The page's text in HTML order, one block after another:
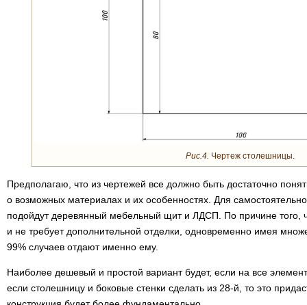
Рис.4. Чертеж столешницы.
Предполагаю, что из чертежей все должно быть достаточно
о возможных материалах и их особенностях. Для
подойдут деревянный мебельный щит и ЛДСП. По причине того,
и не требует дополнительной отделки, одновременно имея
99% случаев отдают именно ему.
Наиболее дешевый и простой вариант будет, если на все
если столешницу и боковые стенки сделать из 28-й, то это